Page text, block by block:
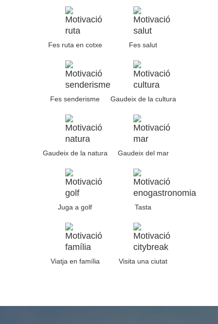
Fes ruta en cotxe Fes salut
Fes senderisme Gaudeix de la cultura
Gaudeix de la natura Gaudeix del mar
Juga a golf Tasta
Viatja en família Visita una ciutat